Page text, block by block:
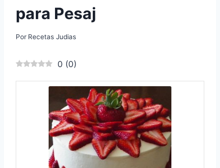
para Pesaj
Por Recetas Judias
0 (0)